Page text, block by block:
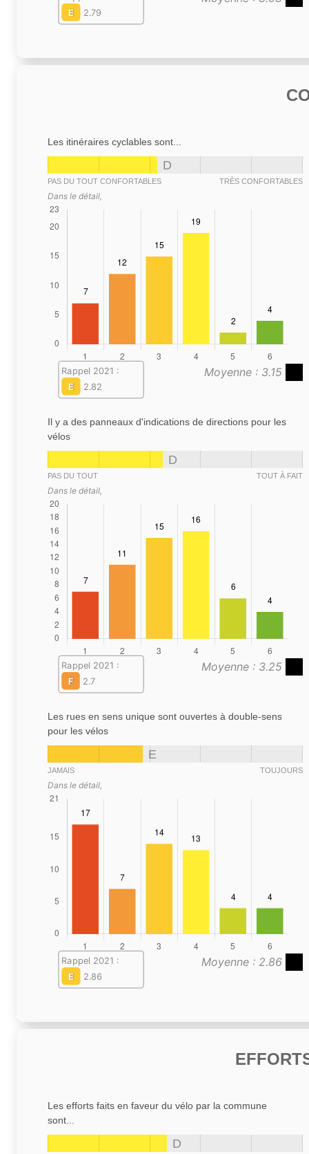
E
2.79
Les itinéraires cyclables sont...
D
PAS DU TOUT CONFORTABLES TRÈS CONFORTABLES
Dans le détail,
Moyenne : 3.15
Rappel 2021 :
E
2.82
Il y a des panneaux d'indications de directions pour les
vélos
D
PAS DU TOUT TOUT À FAIT
Dans le détail,
Moyenne : 3.25
Rappel 2021 :
F
2.7
Les rues en sens unique sont ouvertes à double-sens
pour les vélos
E
JAMAIS TOUJOURS
Dans le détail,
Moyenne : 2.86
Rappel 2021 :
E
2.86
Les efforts faits en faveur du vélo par la commune
sont...
D